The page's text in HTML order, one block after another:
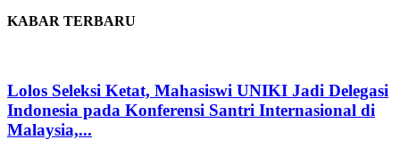
KABAR TERBARU
Lolos Seleksi Ketat, Mahasiswi UNIKI Jadi Delegasi
Indonesia pada Konferensi Santri Internasional di
Malaysia,...